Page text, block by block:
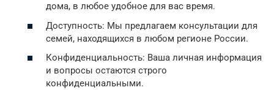
дома, в любое удобное для вас время.
Доступность: Мы предлагаем консультации для
семей, находящихся в любом регионе России.
Конфиденциальность: Ваша личная информация
и вопросы остаются строго
конфиденциальными.